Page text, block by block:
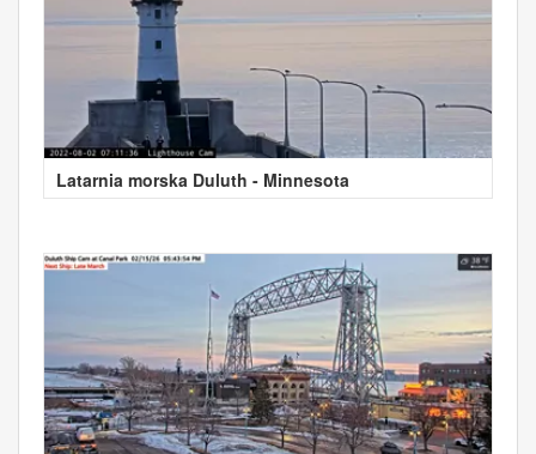
Latarnia morska Duluth - Minnesota